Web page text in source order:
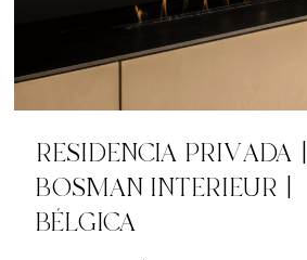
RESIDENCIA PRIVADA |
BOSMAN INTERIEUR |
BÉLGICA